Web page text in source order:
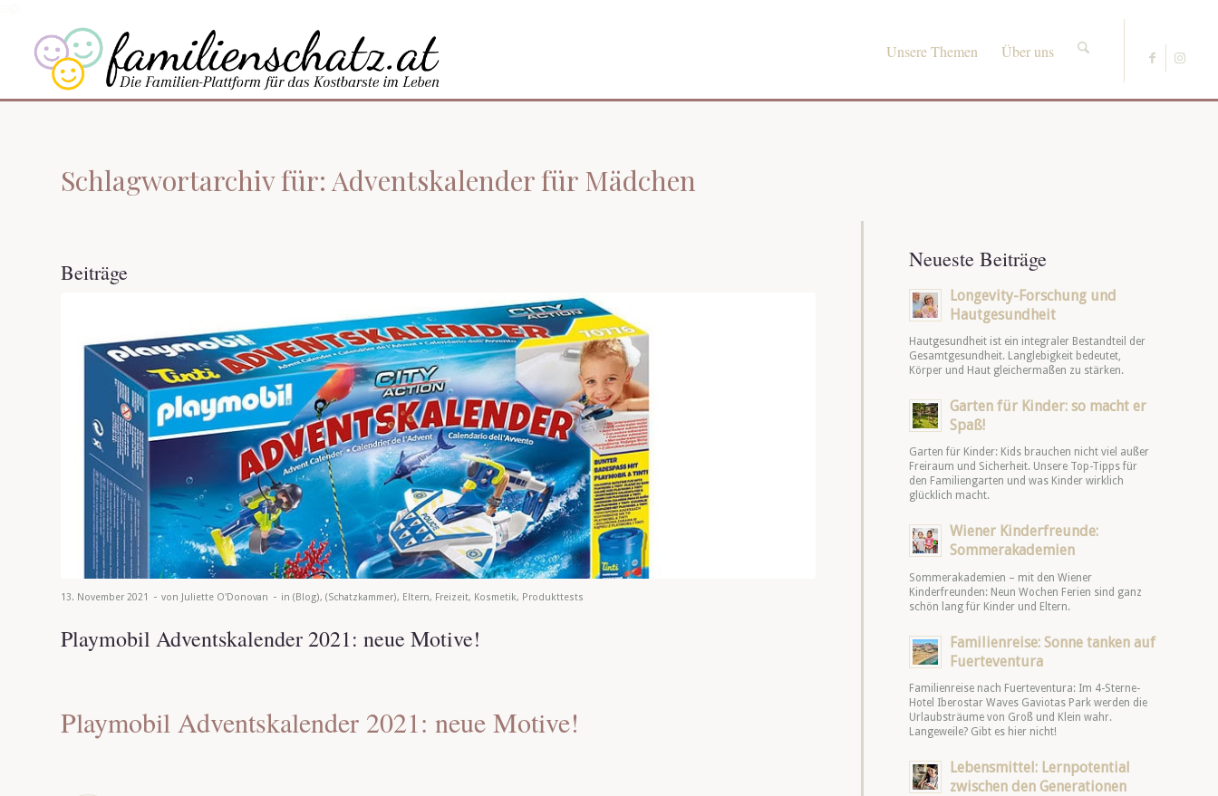
Unsere Themen Über uns
Schlagwortarchiv für: Adventskalender für Mädchen
Beiträge
13. November 2021 - von Juliette O'Donovan - in (Blog), (Schatzkammer), Eltern, Freizeit, Kosmetik, Produkttests
Playmobil Adventskalender 2021: neue Motive!
Playmobil Adventskalender 2021: neue Motive!
Neueste Beiträge
Longevity-Forschung und
Hautgesundheit
Hautgesundheit ist ein integraler Bestandteil der
Gesamtgesundheit. Langlebigkeit bedeutet,
Körper und Haut gleichermaßen zu stärken.
Garten für Kinder: so macht er
Spaß!
Garten für Kinder: Kids brauchen nicht viel außer
Freiraum und Sicherheit. Unsere Top-Tipps für
den Familiengarten und was Kinder wirklich
glücklich macht.
Wiener Kinderfreunde:
Sommerakademien
Sommerakademien – mit den Wiener
Kinderfreunden: Neun Wochen Ferien sind ganz
schön lang für Kinder und Eltern.
Familienreise: Sonne tanken auf
Fuerteventura
Familienreise nach Fuerteventura: Im 4-Sterne-
Hotel Iberostar Waves Gaviotas Park werden die
Urlaubsträume von Groß und Klein wahr.
Langeweile? Gibt es hier nicht!
Lebensmittel: Lernpotential
zwischen den Generationen